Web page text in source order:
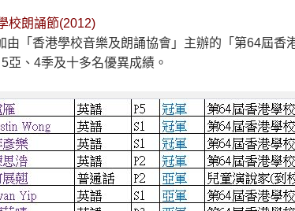
校朗誦節(2012)
由「香港學校音樂及朗誦協會」主辦的「第64屆香
亞、4季及十多名優異成績。